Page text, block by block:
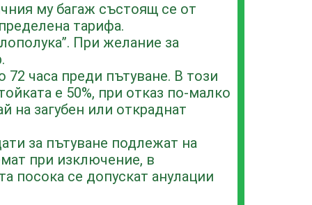
му багаж състоящ се от
тарифа.
При желание за
часа преди пътуване. В този
е 50%, при отказ по-малко
на загубен или откраднат
за пътуване подлежат на
при изключение, в
посока се допускат анулации